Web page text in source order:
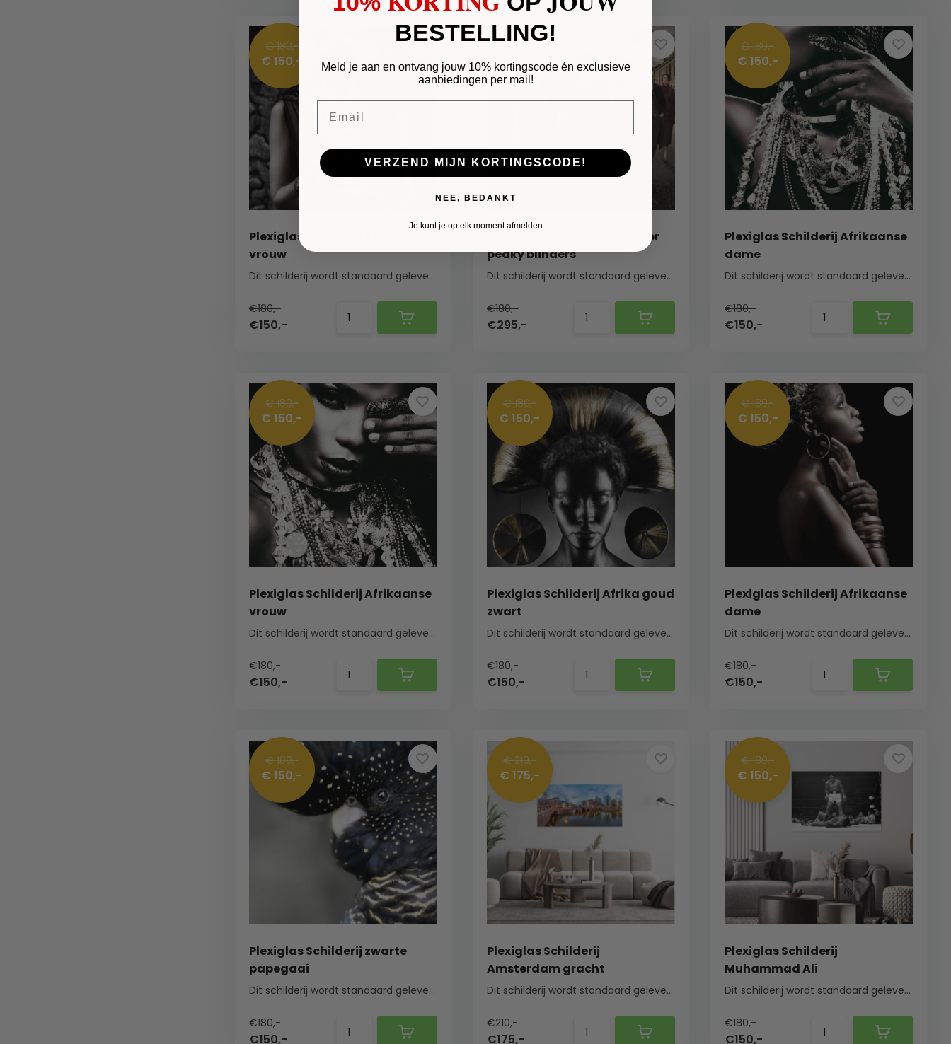
€ 180,-
€ 150,-
Plexiglas Schilderij Afrikaanse
vrouw
Dit schilderij wordt standaard geleverd met een ...
€180,-
€150,-
€ 295,-
Plexiglas Schilderij gangster
peaky blinders
Dit schilderij wordt standaard geleverd met een ...
€180,-
€295,-
€ 180,-
€ 150,-
Plexiglas Schilderij Afrikaanse
dame
Dit schilderij wordt standaard geleverd met een ...
€180,-
€150,-
€ 180,-
€ 150,-
Plexiglas Schilderij Afrikaanse
vrouw
Dit schilderij wordt standaard geleverd met een ...
€180,-
€150,-
€ 180,-
€ 150,-
Plexiglas Schilderij Afrika goud
zwart
Dit schilderij wordt standaard geleverd met een ...
€180,-
€150,-
€ 180,-
€ 150,-
Plexiglas Schilderij Afrikaanse
dame
Dit schilderij wordt standaard geleverd met een ...
€180,-
€150,-
€ 180,-
€ 150,-
Plexiglas Schilderij zwarte
papegaai
Dit schilderij wordt standaard geleverd met een ...
€180,-
€150,-
€ 210,-
€ 175,-
Plexiglas Schilderij
Amsterdam gracht
Dit schilderij wordt standaard geleverd met een ...
€210,-
€175,-
€ 180,-
€ 150,-
Plexiglas Schilderij
Muhammad Ali
Dit schilderij wordt standaard geleverd met een ...
€180,-
€150,-
BESTELLING!
Meld je aan en ontvang jouw 10% kortingscode én exclusieve
aanbiedingen per mail!
VERZEND MIJN KORTINGSCODE!
NEE, BEDANKT
Je kunt je op elk moment afmelden